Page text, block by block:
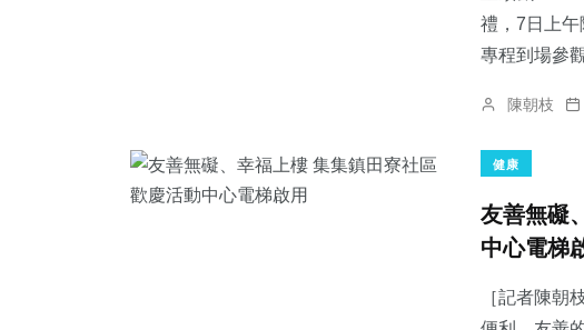
禮，7日上
專程到場參
陳朝枝
健康
友善無礙
中心電梯
［記者陳朝